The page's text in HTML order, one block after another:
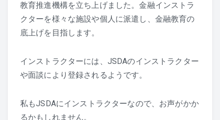
教育推進機構を立ち上げました。金融インストラ
クターを様々な施設や個人に派遣し、金融教育の
底上げを目指します。
インストラクターには、JSDAのインストラクター
や面談により登録されるようです。
私もJSDAにインストラクターなので、お声がかか
るかもしれません。